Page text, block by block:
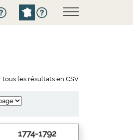
tous les résultats en CSV
1774-1792